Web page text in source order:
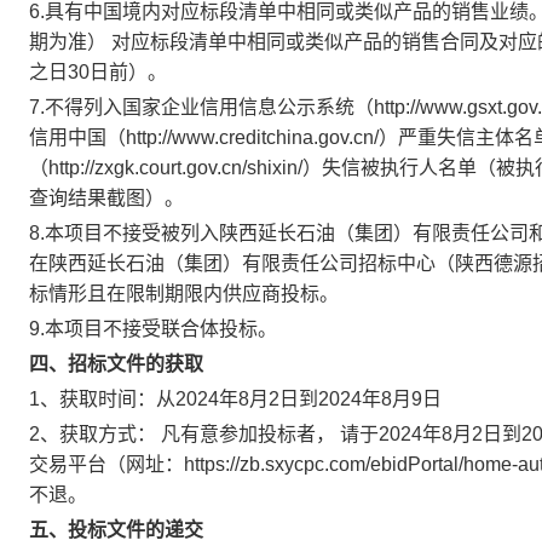
6.具有中国境内对应标段清单中相同或类似产品的销售业
期为准） 对应标段清单中相同或类似产品的销售合同及对
之日30日前）。
7.不得列入国家企业信用信息公示系统（http://
信用中国（http://www.creditchina.gov.cn/）严重失信主体
（http://zxgk.court.gov.cn/shixin/）失信被执行人名单（被
查询结果截图）。
8.本项目不接受被列入陕西延长石油（集团）有限责任公
在陕西延长石油（集团）有限责任公司招标中心（陕西德
标情形且在限制期限内供应商投标。
9.本项目不接受联合体投标。
四、招标文件的获取
1、获取时间：从2024年8月2日到2024年8月9日
2、获取方式： 凡有意参加投标者， 请于2024年8月2日到
交易平台（网址：https://zb.sxycpc.com/ebidPortal/home-
不退。
五、投标文件的递交